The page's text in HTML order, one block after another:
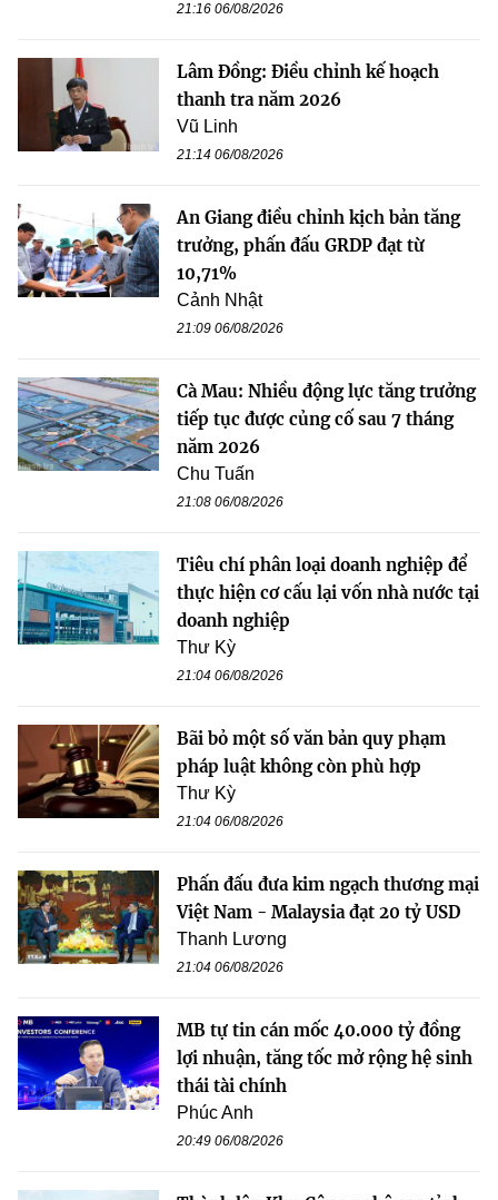
21:16 06/08/2026
Lâm Đồng: Điều chỉnh kế hoạch
thanh tra năm 2026
Vũ Linh
21:14 06/08/2026
An Giang điều chỉnh kịch bản tăng
trưởng, phấn đấu GRDP đạt từ
10,71%
Cảnh Nhật
21:09 06/08/2026
Cà Mau: Nhiều động lực tăng trưởng
tiếp tục được củng cố sau 7 tháng
năm 2026
Chu Tuấn
21:08 06/08/2026
Tiêu chí phân loại doanh nghiệp để
thực hiện cơ cấu lại vốn nhà nước tại
doanh nghiệp
Thư Kỳ
21:04 06/08/2026
Bãi bỏ một số văn bản quy phạm
pháp luật không còn phù hợp
Thư Kỳ
21:04 06/08/2026
Phấn đấu đưa kim ngạch thương mại
Việt Nam - Malaysia đạt 20 tỷ USD
Thanh Lương
21:04 06/08/2026
MB tự tin cán mốc 40.000 tỷ đồng
lợi nhuận, tăng tốc mở rộng hệ sinh
thái tài chính
Phúc Anh
20:49 06/08/2026